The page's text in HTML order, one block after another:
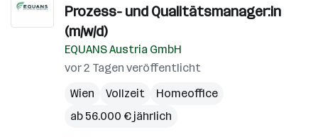
Prozess- und Qualitätsmanager:in
(m/w/d)
EQUANS Austria GmbH
vor 2 Tagen veröffentlicht
Wien
Vollzeit
Homeoffice
ab 56.000 € jährlich